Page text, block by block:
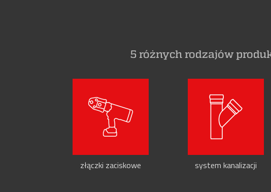
5 różnych rodzajów
złączki zaciskowe system kanalizacji